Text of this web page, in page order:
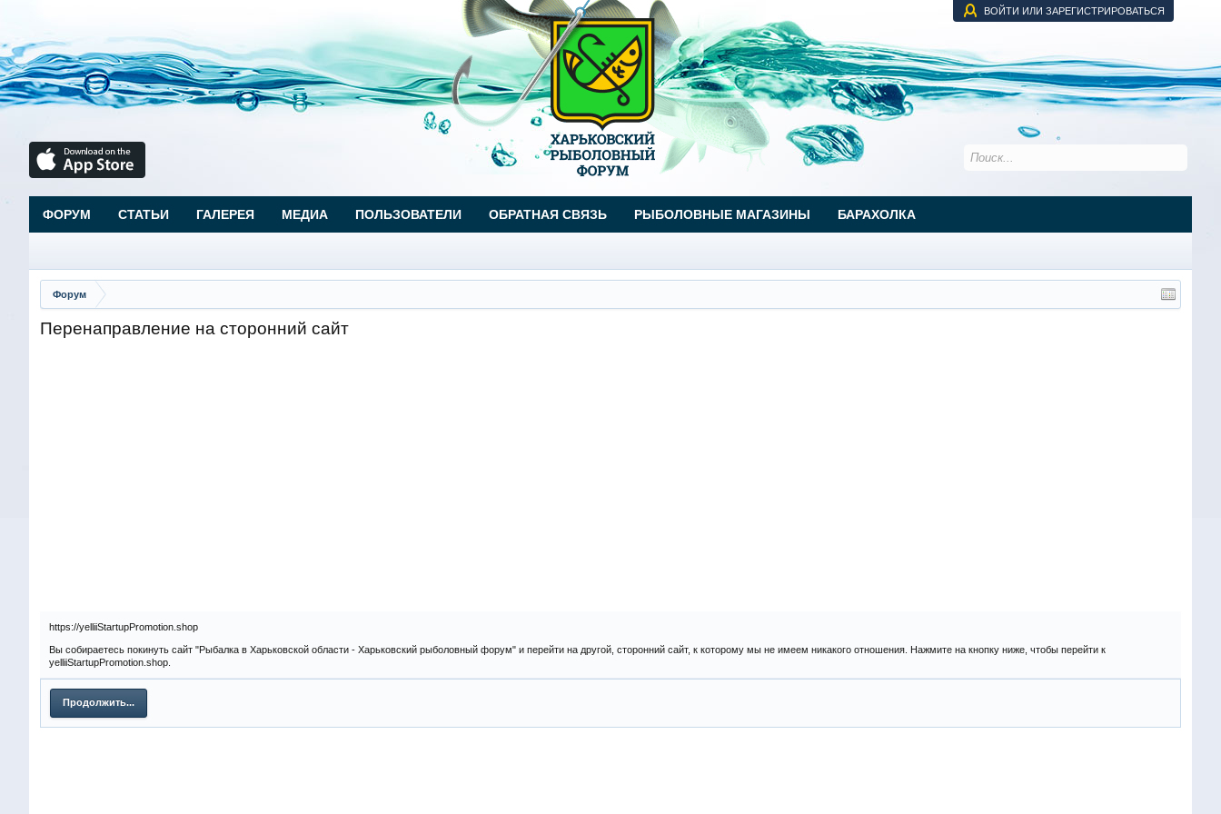
ВОЙТИ ИЛИ ЗАРЕГИСТРИРОВАТЬСЯ
Форум
Перенаправление на сторонний сайт
https://yelliiStartupPromotion.shop
Вы собираетесь покинуть сайт "Рыбалка в Харьковской области - Харьковский рыболовный форум" и перейти на другой, сторонний сайт, к которому мы не имеем никакого отношения. Нажмите на кнопку ниже, чтобы перейти к
yelliiStartupPromotion.shop.
Продолжить...
ФОРУМ СТАТЬИ ГАЛЕРЕЯ МЕДИА ПОЛЬЗОВАТЕЛИ ОБРАТНАЯ СВЯЗЬ РЫБОЛОВНЫЕ МАГАЗИНЫ БАРАХОЛКА